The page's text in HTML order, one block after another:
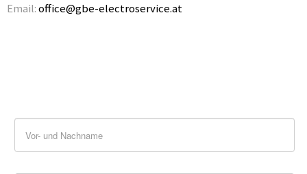
Email:office@gbe-electroservice.at